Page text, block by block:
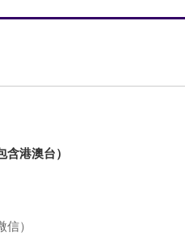
港澳台）
）